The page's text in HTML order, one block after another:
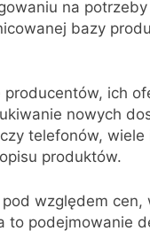
na
bazy
ich
nowych
telefonów,
produktów.
względem cen,
to podejmowanie